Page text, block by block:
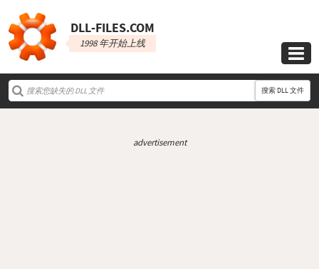
DLL‑FILES.COM
1998 年开始上线

搜索 DLL 文件
advertisement